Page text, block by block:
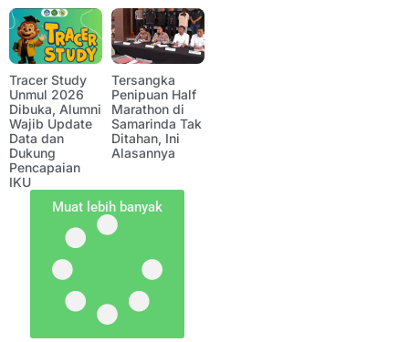
Tracer Study
Unmul 2026
Dibuka, Alumni
Wajib Update
Data dan
Dukung
Pencapaian
IKU
Tersangka
Penipuan Half
Marathon di
Samarinda Tak
Ditahan, Ini
Alasannya
Muat lebih banyak